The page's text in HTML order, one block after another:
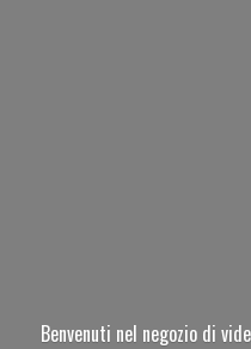
Benvenuti nel negozio di